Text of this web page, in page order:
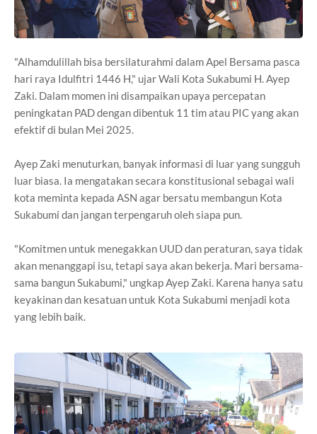
"Alhamdulillah bisa bersilaturahmi dalam Apel Bersama pasca
hari raya Idulfitri 1446 H," ujar Wali Kota Sukabumi H. Ayep
Zaki. Dalam momen ini disampaikan upaya percepatan
peningkatan PAD dengan dibentuk 11 tim atau PIC yang akan
efektif di bulan Mei 2025.
Ayep Zaki menuturkan, banyak informasi di luar yang sungguh
luar biasa. Ia mengatakan secara konstitusional sebagai wali
kota meminta kepada ASN agar bersatu membangun Kota
Sukabumi dan jangan terpengaruh oleh siapa pun.
"Komitmen untuk menegakkan UUD dan peraturan, saya tidak
akan menanggapi isu, tetapi saya akan bekerja. Mari bersama-
sama bangun Sukabumi," ungkap Ayep Zaki. Karena hanya satu
keyakinan dan kesatuan untuk Kota Sukabumi menjadi kota
yang lebih baik.